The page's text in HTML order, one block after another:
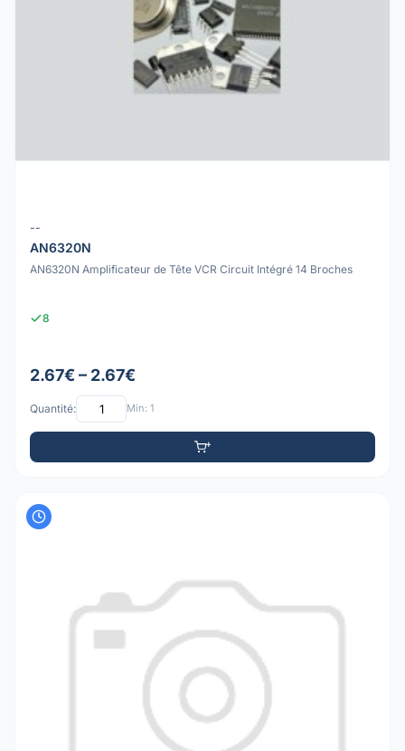
--
AN6320N
AN6320N Amplificateur de Tête VCR Circuit Intégré 14 Broches
8
2.67€ – 2.67€
Quantité: Min: 1